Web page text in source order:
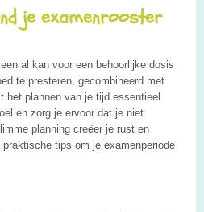
je examenrooster
al kan voor een behoorlijke dosis
te presteren, gecombineerd met
het plannen van je tijd essentieel.
en zorg je ervoor dat je niet
planning creëer je rust en
tips om je examenperiode